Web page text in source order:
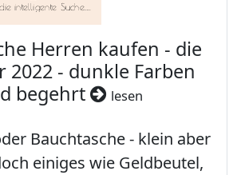
Herren kaufen - die
2022 - dunkle Farben
begehrt
lesen
Bauchtasche - klein aber
einiges wie Geldbeutel,